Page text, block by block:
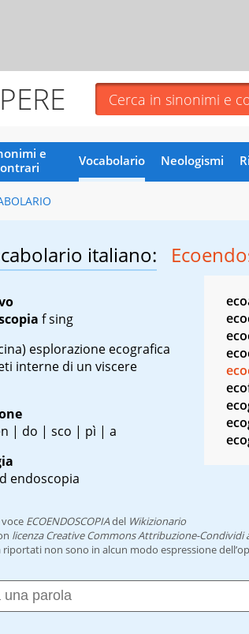
e
Vocabolario Neologismi
italiano:
f sing
esplorazione ecografica
interne di un viscere
| do | sco | pì | a
endoscopia
ECOENDOSCOPIAdel Wikizionario
licenza Creative Commons Attribuzione-Condividi
non sono in alcun modo espressione